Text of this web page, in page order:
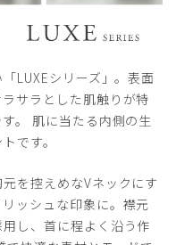
エットも綺麗で仕事中の
ンスクラブ・LUXE/ブ
2025-10-10
LUXEシリーズ」。表面
サラとした肌触りが特
。 肌に当たる内側の生
です。
を控えめなVネックにす
ッシュな印象に。襟元
し、首に程よく沿う作